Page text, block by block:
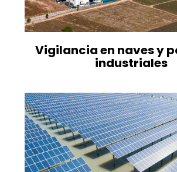
Vigilancia en naves y
industriales